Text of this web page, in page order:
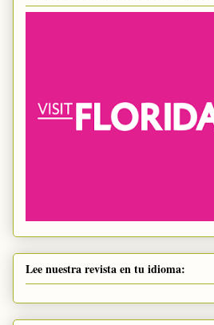
Lee nuestra revista en tu idioma: